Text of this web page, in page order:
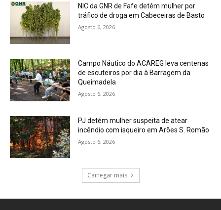
NIC da GNR de Fafe detém mulher por
tráfico de droga em Cabeceiras de Basto
Agosto 6, 2026
Campo Náutico do ACAREG leva centenas
de escuteiros por dia à Barragem da
Queimadela
Agosto 6, 2026
PJ detém mulher suspeita de atear
incêndio com isqueiro em Arões S. Romão
Agosto 6, 2026
Carregar mais